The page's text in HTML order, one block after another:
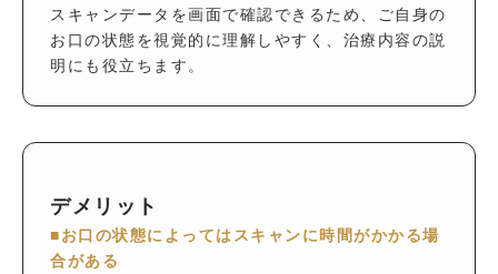
スキャンデータを画面で確認できるため、ご自身の
お口の状態を視覚的に理解しやすく、治療内容の説
明にも役立ちます。
デメリット
■お口の状態によってはスキャンに時間がかかる場
合がある